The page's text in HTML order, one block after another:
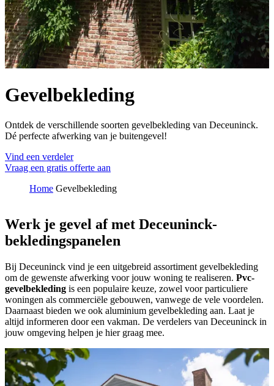
Gevelbekleding
Ontdek de verschillende soorten gevelbekleding van Deceuninck.
Dé perfecte afwerking van je buitengevel!
Vind een verdeler
Vraag een gratis offerte aan
Home Gevelbekleding
Werk je gevel af met Deceuninck-
bekledingspanelen
Bij Deceuninck vind je een uitgebreid assortiment gevelbekleding
om de gewenste afwerking voor jouw woning te realiseren. Pvc-
gevelbekleding is een populaire keuze, zowel voor particuliere
woningen als commerciële gebouwen, vanwege de vele voordelen.
Daarnaast bieden we ook aluminium gevelbekleding aan. Laat je
altijd informeren door een vakman. De verdelers van Deceuninck in
jouw omgeving helpen je hier graag mee.